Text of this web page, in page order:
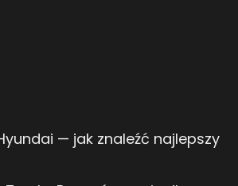
— jak znaleźć najlepszy